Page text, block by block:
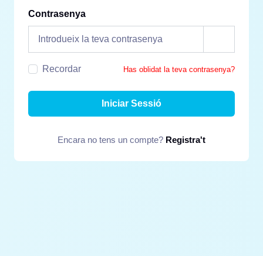
Contrasenya
Recordar Has oblidat la teva contrasenya?
Iniciar Sessió
Encara no tens un compte? Registra't